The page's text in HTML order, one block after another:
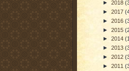
► 2018
► 2017
► 2016
► 2015
► 2014
► 2013
► 2012
► 2011